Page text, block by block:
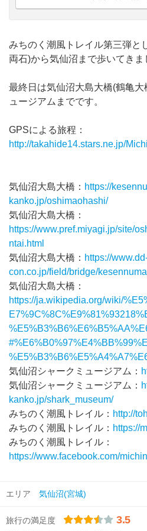
みちのく潮風トレイル第三弾と
両石)から気仙沼まで歩いてきま
最終日は気仙沼大島大橋(鶴亀大
ュージアムまでです。
GPSによる旅程：
http://takahide14.stars.ne.jp/
気仙沼大島大橋： https://
kanko.jp/oshimaohashi/
気仙沼大島大橋：
https://www.pref.miyagi.jp/site/
ntai.html
気仙沼大島大橋： https://
con.co.jp/field/bridge/
気仙沼大島大橋：
https://ja.wikipedia.org/wiki/
気仙沼シャークミュージアム：
気仙沼シャークミュージアム：
kanko.jp/shark_museum/
みちのく潮風トレイル： http://
みちのく潮風トレイル： https://
みちのく潮風トレイル：
https://www.facebook.com/
エリア 気仙沼(宮城)
旅行の満足度 3.5